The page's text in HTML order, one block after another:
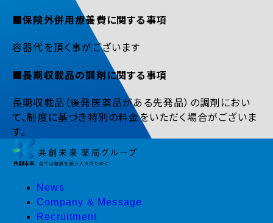
■保険外併用療養費に関する事項
容器代を頂く事がございます
■長期収載品の調剤に関する事項
長期収載品（後発医薬品がある先発品）の調剤におい
て、制度に基づき特別の料金をいただく場合がございま
す。
News
Company & Message
Recruitment